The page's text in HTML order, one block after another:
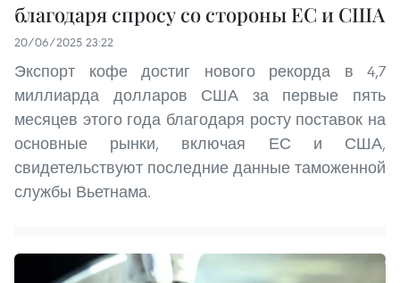
благодаря спросу со стороны ЕС и США
20/06/2025 23:22
Экспорт кофе достиг нового рекорда в 4,7
миллиарда долларов США за первые пять
месяцев этого года благодаря росту поставок на
основные рынки, включая ЕС и США,
свидетельствуют последние данные таможенной
службы Вьетнама.